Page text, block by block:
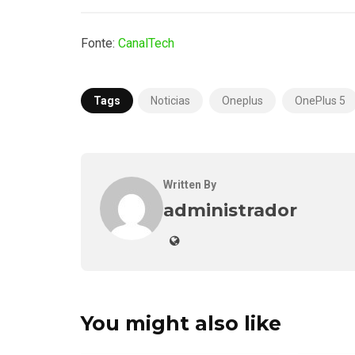
Fonte: CanalTech
Tags Noticias Oneplus OnePlus 5
Written By
administrador
You might also like